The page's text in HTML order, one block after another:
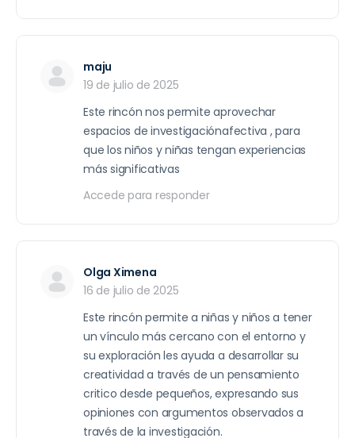
maju
19 de julio de 2025
Este rincón nos permite aprovechar
espacios de investigaciónafectiva , para
que los niños y niñas tengan experiencias
más significativas
Accede para responder
Olga Ximena
16 de julio de 2025
Este rincón permite a niñas y niños a tener
un vínculo más cercano con el entorno y
su exploración les ayuda a desarrollar su
creatividad a través de un pensamiento
critico desde pequeños, expresando sus
opiniones con argumentos observados a
través de la investigación.